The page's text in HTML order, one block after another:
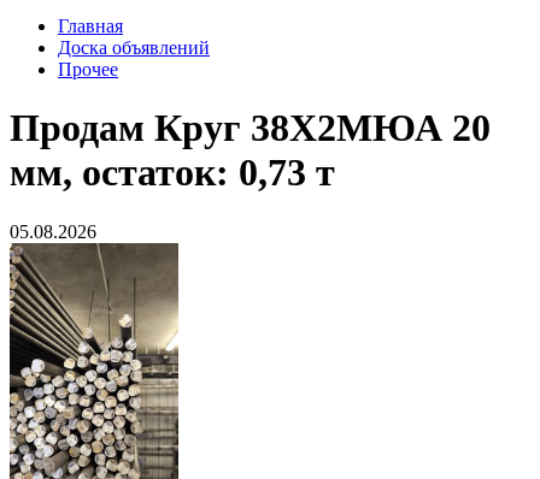
Главная
Доска объявлений
Прочее
Продам Круг 38Х2МЮА 20
мм, остаток: 0,73 т
05.08.2026